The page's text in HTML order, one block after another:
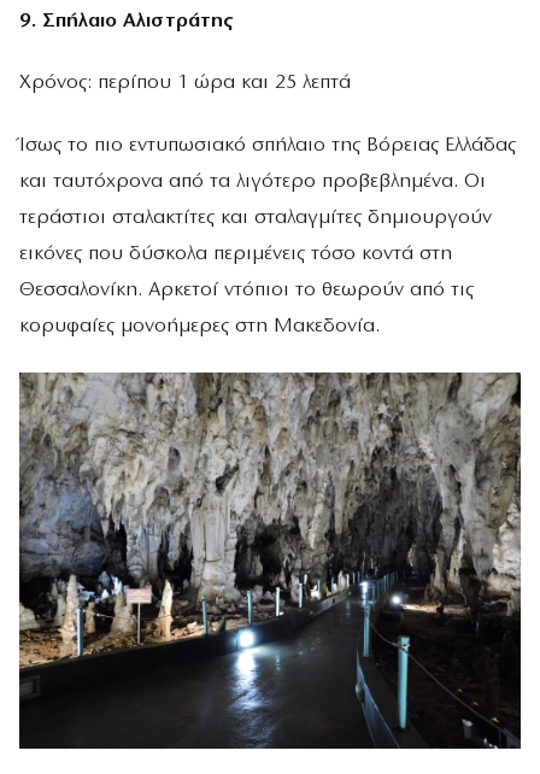
9. Σπήλαιο Αλιστράτης
Χρόνος: περίπου 1 ώρα και 25 λεπτά
Ίσως το πιο εντυπωσιακό σπήλαιο της Βόρειας Ελλάδας
και ταυτόχρονα από τα λιγότερο προβεβλημένα. Οι
τεράστιοι σταλακτίτες και σταλαγμίτες δημιουργούν
εικόνες που δύσκολα περιμένεις τόσο κοντά στη
Θεσσαλονίκη. Αρκετοί ντόπιοι το θεωρούν από τις
κορυφαίες μονοήμερες στη Μακεδονία.